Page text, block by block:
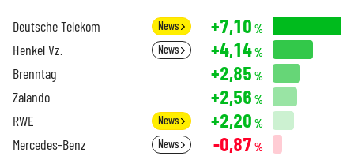
Deutsche Telekom News +7,10 %
Henkel Vz. News +4,14%
Brenntag +2,85 %
Zalando +2,56 %
RWE News +2,20 %
Mercedes-Benz News -0,87 %